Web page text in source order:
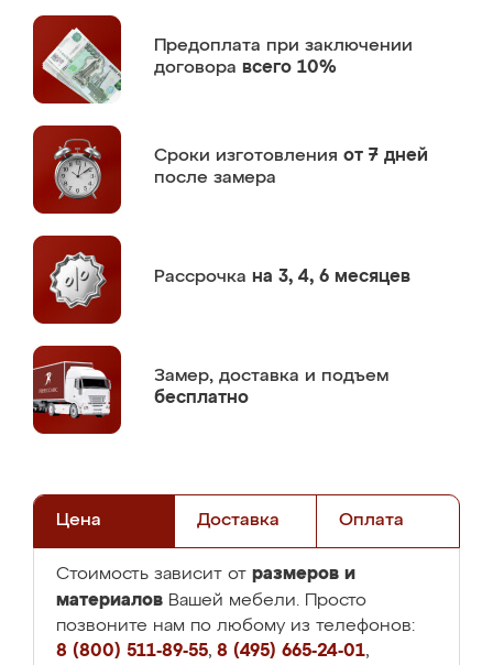
Предоплата при заключении
договора всего 10%
Сроки изготовления от 7 дней
после замера
Рассрочка на 3, 4, 6 месяцев
Замер, доставка и подъем
бесплатно
Цена Доставка Оплата
Стоимость зависит от размеров и
материалов Вашей мебели. Просто
позвоните нам по любому из телефонов:
8 (800) 511-89-55, 8 (495) 665-24-01,